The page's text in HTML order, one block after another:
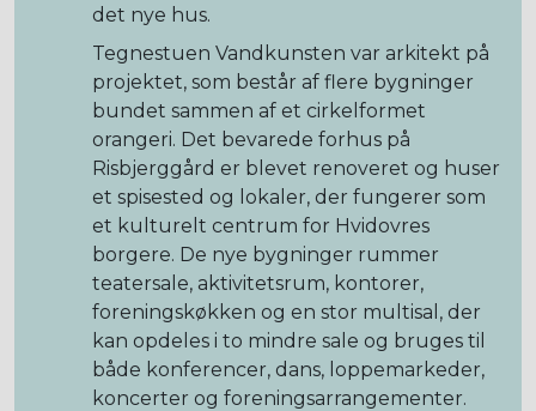
det nye hus.
Tegnestuen Vandkunsten var arkitekt på
projektet, som består af flere bygninger
bundet sammen af et cirkelformet
orangeri. Det bevarede forhus på
Risbjerggård er blevet renoveret og huser
et spisested og lokaler, der fungerer som
et kulturelt centrum for Hvidovres
borgere. De nye bygninger rummer
teatersale, aktivitetsrum, kontorer,
foreningskøkken og en stor multisal, der
kan opdeles i to mindre sale og bruges til
både konferencer, dans, loppemarkeder,
koncerter og foreningsarrangementer.